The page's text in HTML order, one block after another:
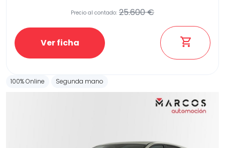
Precio al contado: 25.600 €
Ver ficha
100% Online Segunda mano